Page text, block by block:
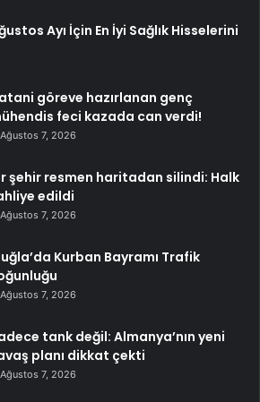
Ayı İçin En İyi Sağlık Hisselerini
göreve hazırlanan genç
feci kazada can verdi!
Ağustos 7, 2026
şehir resmen haritadan silindi: Halk
edildi
Ağustos 7, 2026
Kurban Bayramı Trafik
Ağustos 7, 2026
tank değil: Almanya’nın yeni
planı dikkat çekti
Ağustos 7, 2026